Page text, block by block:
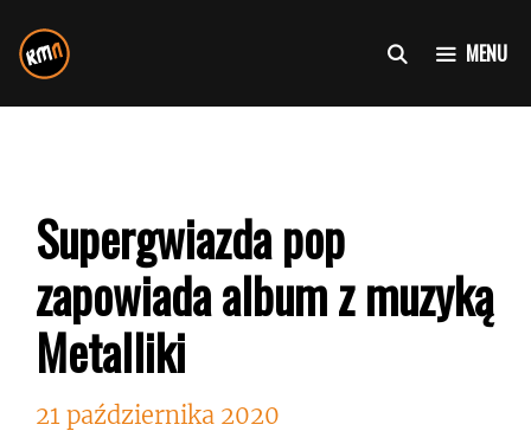
do
treści
MENU
Supergwiazda pop
zapowiada album z muzyką
Metalliki
21 października 2020